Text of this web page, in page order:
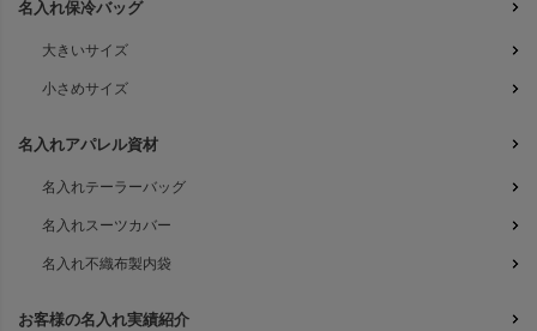
名入れ保冷バッグ
大きいサイズ
小さめサイズ
名入れアパレル資材
名入れテーラーバッグ
名入れスーツカバー
名入れ不織布製内袋
お客様の名入れ実績紹介